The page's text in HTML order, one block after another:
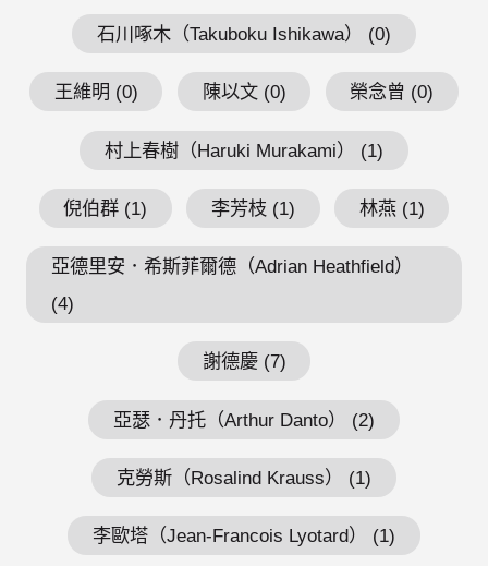
石川啄木（Takuboku Ishikawa） (0)
王維明 (0) 陳以文 (0) 榮念曾 (0)
村上春樹（Haruki Murakami） (1)
倪伯群 (1) 李芳枝 (1) 林燕 (1)
亞德里安．希斯菲爾德（Adrian Heathfield）
(4)
謝德慶 (7)
亞瑟．丹托（Arthur Danto） (2)
克勞斯（Rosalind Krauss） (1)
李歐塔（Jean-Francois Lyotard） (1)